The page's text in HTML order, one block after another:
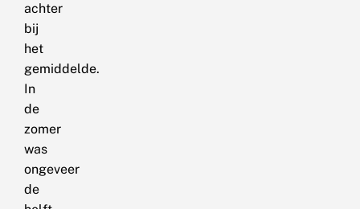
achter
bij
het
gemiddelde.
In
de
zomer
was
ongeveer
de